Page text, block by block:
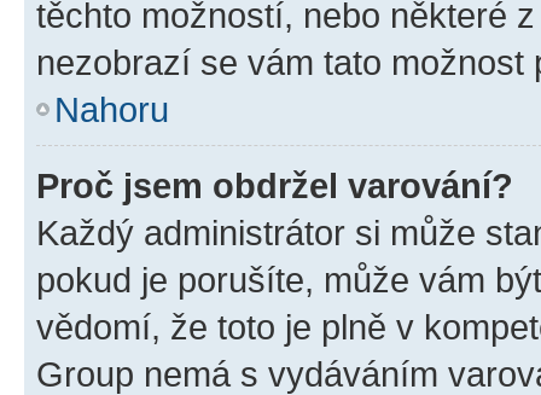
těchto možností, nebo některé
nezobrazí se vám tato
Nahoru
Proč jsem obdržel varování?
Každý administrátor si může
pokud je porušíte, může vám
vědomí, že toto je plně v
Group nemá s vydáváním